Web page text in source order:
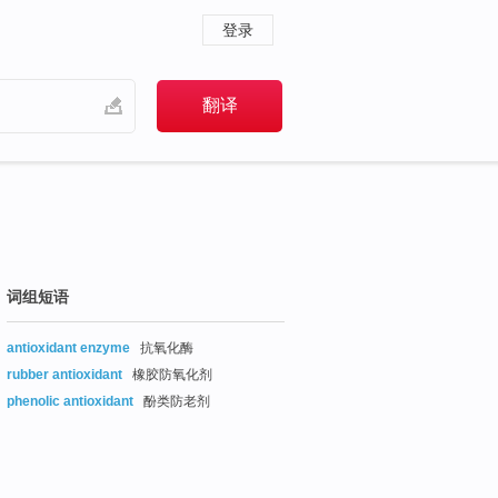
登录
词组短语
antioxidant enzyme
抗氧化酶
rubber antioxidant
橡胶防氧化剂
phenolic antioxidant
酚类防老剂